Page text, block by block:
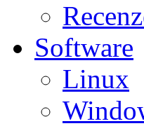
Software
Linux